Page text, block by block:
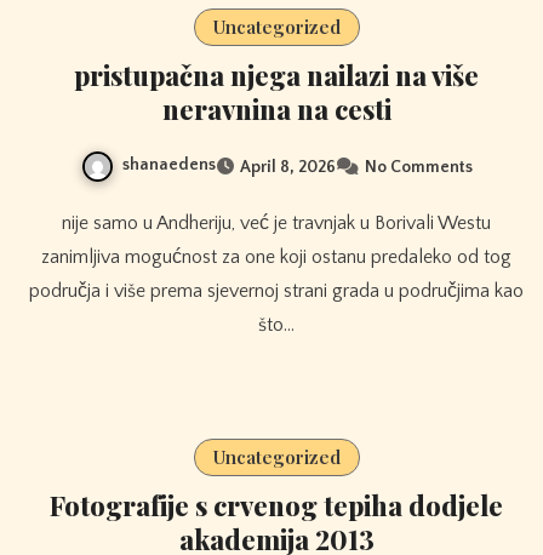
Uncategorized
pristupačna njega nailazi na više
neravnina na cesti
shanaedens April 8, 2026 No Comments
nije samo u Andheriju, već je travnjak u Borivali Westu
zanimljiva mogućnost za one koji ostanu predaleko od tog
područja i više prema sjevernoj strani grada u područjima kao
što…
Uncategorized
Fotografije s crvenog tepiha dodjele
akademija 2013